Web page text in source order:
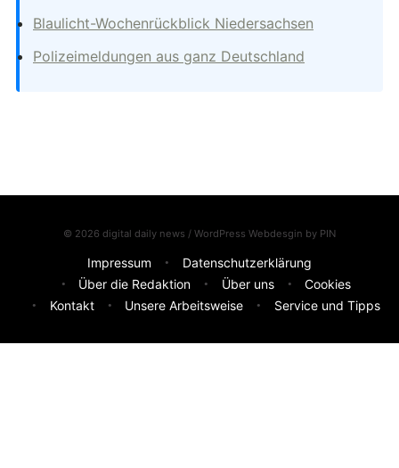
Blaulicht-Wochenrückblick Niedersachsen
Polizeimeldungen aus ganz Deutschland
© 2026 digital daily news / WordPress Webdesgin by PIN
Impressum
Datenschutzerklärung
Über die Redaktion
Über uns
Cookies
Kontakt
Unsere Arbeitsweise Service und Tipps